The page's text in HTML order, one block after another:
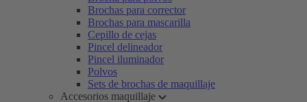
Brochas para corrector
Brochas para mascarilla
Cepillo de cejas
Pincel delineador
Pincel iluminador
Polvos
Sets de brochas de maquillaje
Accesorios maquillaje